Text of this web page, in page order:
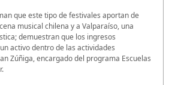
que este tipo de festivales aportan de
musical chilena y a Valparaíso, una
demuestran que los ingresos
activo dentro de las actividades
Zúñiga, encargado del programa Escuelas